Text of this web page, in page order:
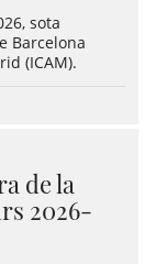
sota
Barcelona
(ICAM).
de la
2026-